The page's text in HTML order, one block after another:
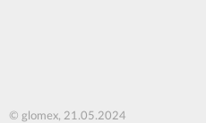
© glomex, 21.05.2024